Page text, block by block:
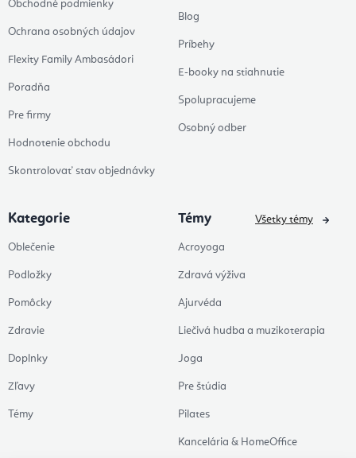
Obchodné podmienky
Ochrana osobných údajov
Flexity Family Ambasádori
Poradňa
Pre firmy
Hodnotenie obchodu
Skontrolovať stav objednávky
Blog
Príbehy
E-booky na stiahnutie
Spolupracujeme
Osobný odber
Kategorie
Oblečenie
Podložky
Pomôcky
Zdravie
Doplnky
Zľavy
Témy
Témy
Acroyoga
Zdravá výživa
Ajurvéda
Liečivá hudba a muzikoterapia
Joga
Pre štúdia
Pilates
Kancelária & HomeOffice
Všetky témy